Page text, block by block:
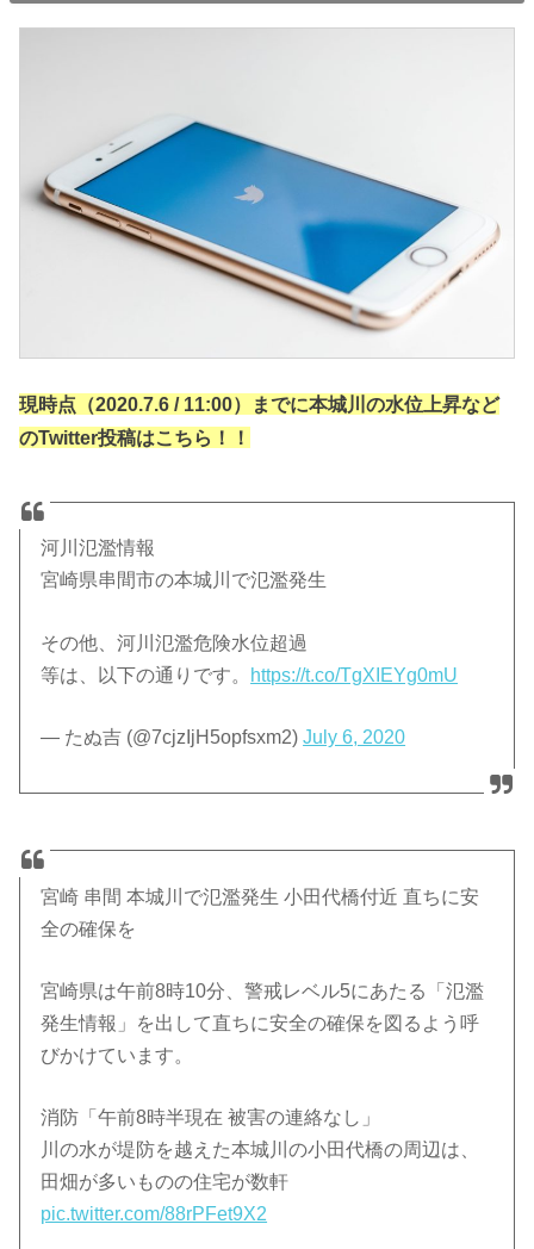
現時点（2020.7.6 / 11:00）までに本城川の水位上昇など
のTwitter投稿はこちら！！
河川氾濫情報
宮崎県串間市の本城川で氾濫発生
その他、河川氾濫危険水位超過
等は、以下の通りです。
https://t.co/TgXIEYg0mU
— たぬ吉 (@7cjzIjH5opfsxm2)July 6, 2020
宮崎 串間 本城川で氾濫発生 小田代橋付近 直ちに安
全の確保を
宮崎県は午前8時10分、警戒レベル5にあたる「氾濫
発生情報」を出して直ちに安全の確保を図るよう呼
びかけています。
消防「午前8時半現在 被害の連絡なし」
川の水が堤防を越えた本城川の小田代橋の周辺は、
田畑が多いものの住宅が数軒
pic.twitter.com/88rPFet9X2